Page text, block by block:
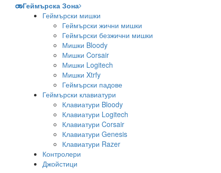
Геймърска Зона
Геймърски мишки
Геймърски жични мишки
Геймърски безжични мишки
Мишки Bloody
Мишки Corsair
Мишки Logitech
Мишки Xtrfy
Геймърски падове
Геймърски клавиатури
Клавиатури Bloody
Клавиатури Logitech
Клавиатури Corsair
Клавиатури Genesis
Клавиатури Razer
Контролери
Джойстици